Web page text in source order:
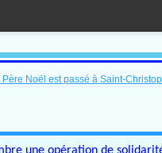
Père Noël est passé à Saint-
une opération de